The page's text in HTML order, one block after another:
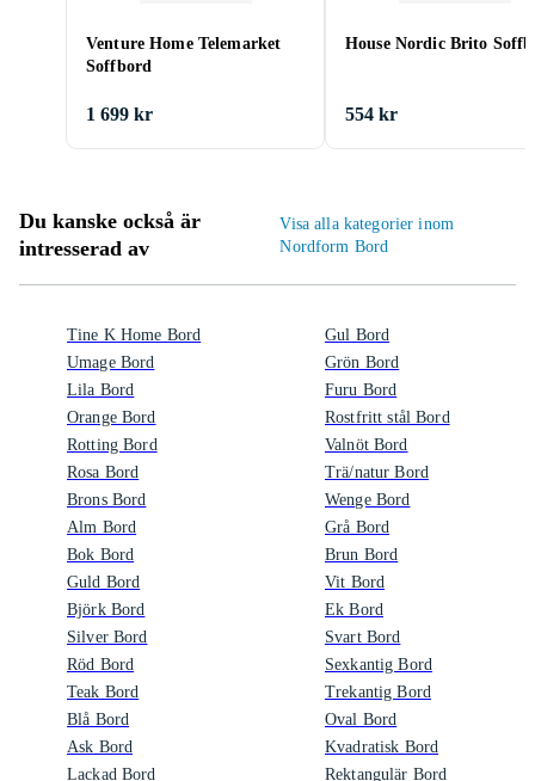
Venture Home Telemarket
Soffbord
1 699 kr
House Nordic Brito
554 kr
Du kanske också är
intresserad av
Visa alla kategorier inom
Nordform Bord
Tine K Home Bord
Umage Bord
Lila Bord
Orange Bord
Rotting Bord
Rosa Bord
Brons Bord
Alm Bord
Bok Bord
Guld Bord
Björk Bord
Silver Bord
Röd Bord
Teak Bord
Blå Bord
Ask Bord
Lackad Bord
Gul Bord
Grön Bord
Furu Bord
Rostfritt stål Bord
Valnöt Bord
Trä/natur Bord
Wenge Bord
Grå Bord
Brun Bord
Vit Bord
Ek Bord
Svart Bord
Sexkantig Bord
Trekantig Bord
Oval Bord
Kvadratisk Bord
Rektangulär Bord